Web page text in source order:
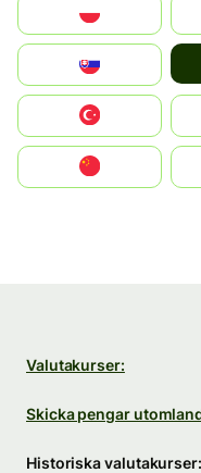
United States
中國香港特別行政區
Valutakurser:
Skicka pengar
Historiska valutakurser: